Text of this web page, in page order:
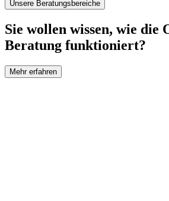
Unsere Beratungsbereiche
Sie wollen wissen, wie die
Beratung funktioniert?
Mehr erfahren